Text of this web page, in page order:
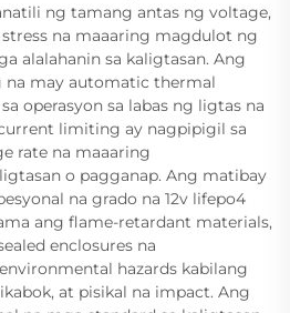
ng tamang antas ng voltage,
na maaaring magdulot ng
alalahanin sa kaligtasan. Ang
may automatic thermal
operasyon sa labas ng ligtas na
limiting ay nagpipigil sa
rate na maaaring
o pagganap. Ang matibay
na grado na 12v lifepo4
ang flame-retardant materials,
enclosures na
hazards kabilang
at pisikal na impact. Ang